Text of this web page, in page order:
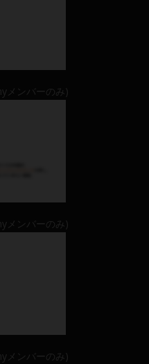
メンバーのみ)
メンバーのみ)
メンバーのみ)